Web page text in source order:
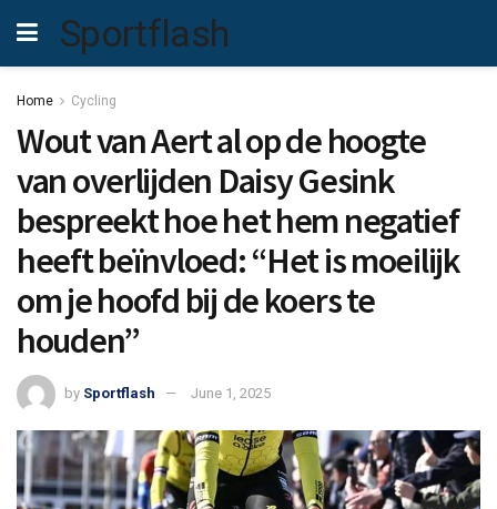
Sportflash
Home Cycling
Wout van Aert al op de hoogte
van overlijden Daisy Gesink
bespreekt hoe het hem negatief
heeft beïnvloed: “Het is moeilijk
om je hoofd bij de koers te
houden”
by Sportflash June 1, 2025